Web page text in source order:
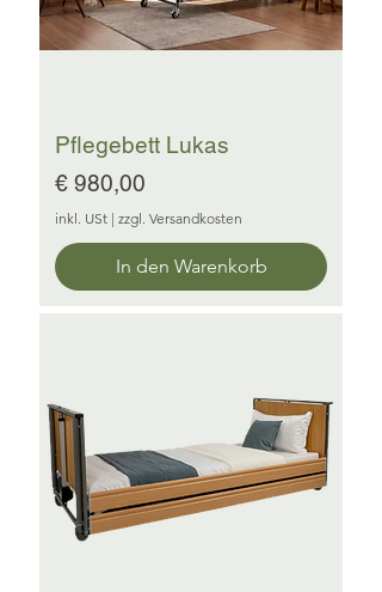
Pflegebett Lukas
Preis
€ 980,00
inkl. USt | zzgl. Versandkosten
In den Warenkorb